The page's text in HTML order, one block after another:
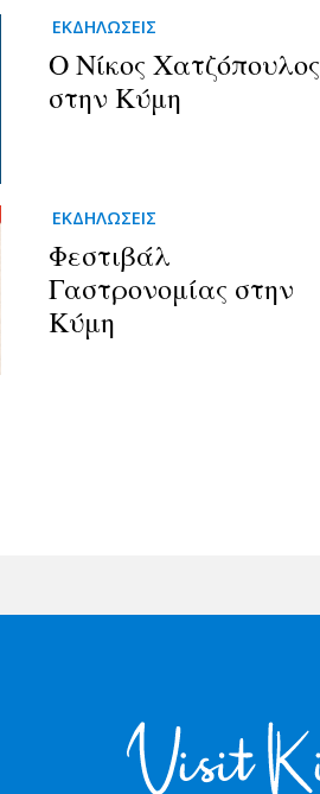
ΕΚΔΗΛΩΣΕΙΣ
Ο Νίκος Χατζόπουλος
στην Κύμη
ΕΚΔΗΛΩΣΕΙΣ
Φεστιβάλ
Γαστρονομίας στην
Κύμη